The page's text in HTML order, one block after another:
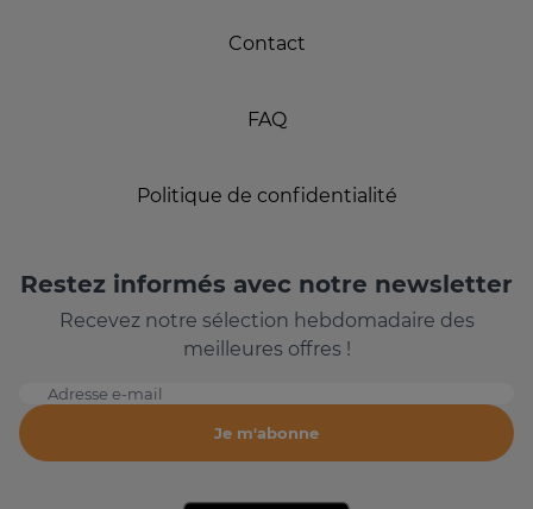
Contact
FAQ
Politique de confidentialité
Restez informés avec notre newsletter
Recevez notre sélection hebdomadaire des
meilleures offres !
Adresse e-mail
Je m'abonne